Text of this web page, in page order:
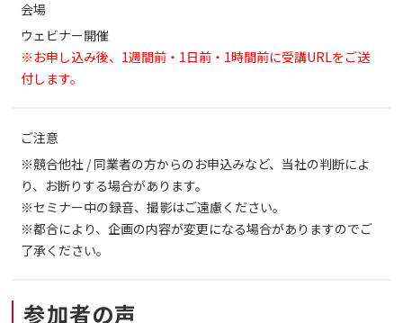
会場
ウェビナー開催
※お申し込み後、1週間前・1日前・1時間前に受講URLをご送
付します。
ご注意
※競合他社 / 同業者の方からのお申込みなど、当社の判断によ
り、お断りする場合があります。
※セミナー中の録音、撮影はご遠慮ください。
※都合により、企画の内容が変更になる場合がありますのでご
了承ください。
参加者の声